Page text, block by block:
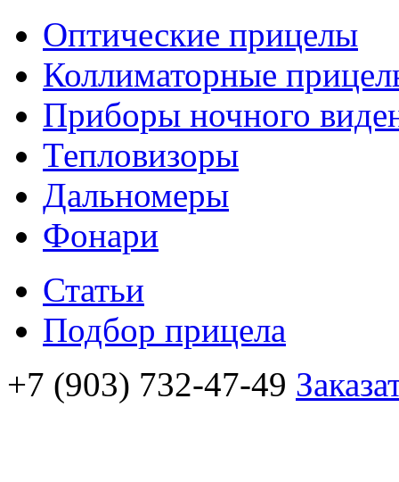
Оптические прицелы
Коллиматорные
Приборы ночного
Тепловизоры
Дальномеры
Фонари
Статьи
Подбор прицела
+7 (903) 732-47-49